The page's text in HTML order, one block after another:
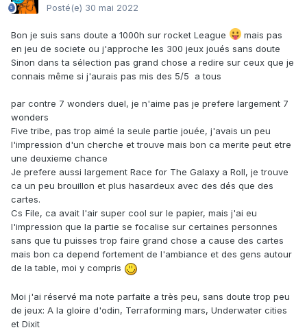
Posté(e) 30 mai 2022
Bon je suis sans doute a 1000h sur rocket League
mais pas
en jeu de societe ou j'approche les 300 jeux joués sans doute
Sinon dans ta sélection pas grand chose a redire sur ceux que je
connais même si j'aurais pas mis des 5/5 a tous
par contre 7 wonders duel, je n'aime pas je prefere largement 7
wonders
Five tribe, pas trop aimé la seule partie jouée, j'avais un peu
l'impression d'un cherche et trouve mais bon ca merite peut etre
une deuxieme chance
Je prefere aussi largement Race for The Galaxy a Roll, je trouve
ca un peu brouillon et plus hasardeux avec des dés que des
cartes.
Cs File, ca avait l'air super cool sur le papier, mais j'ai eu
l'impression que la partie se focalise sur certaines personnes
sans que tu puisses trop faire grand chose a cause des cartes
mais bon ca depend fortement de l'ambiance et des gens autour
de la table, moi y compris
Moi j'ai réservé ma note parfaite a très peu, sans doute trop peu
de jeux: A la gloire d'odin, Terraforming mars, Underwater cities
et Dixit